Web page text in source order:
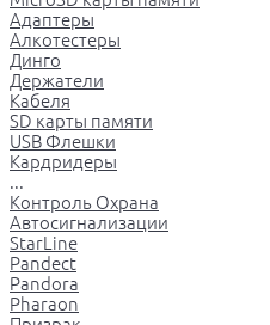
Адаптеры
Алкотестеры
Динго
Держатели
Кабеля
SD карты памяти
USB Флешки
Кардридеры
...
Контроль Охрана
Автосигнализации
StarLine
Pandect
Pandora
Pharaon